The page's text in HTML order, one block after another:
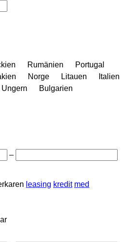
Rumänien
Portugal
Norge Litauen
Italien
Ungern
Bulgarien
–
leasing kredit med